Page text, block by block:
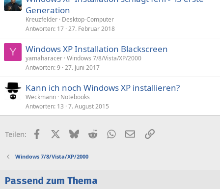
Generation
Kreuzfelder Desktop-Computer
Antworten 17 27. Februar 2018
Y Windows XP Installation Blackscreen
yamaharacer Windows 7/8/Vista/XP/2000
Antworten 9 27. Juni 2017
Kann ich noch Windows XP installieren?
Weckmann Notebooks
Antworten 13 7. August 2015
Teilen: FacebookX (Twitter)
BlueskyRedditWhatsApp
E-MailLink
Windows 7/8/Vista/XP/2000
Passend zum Thema